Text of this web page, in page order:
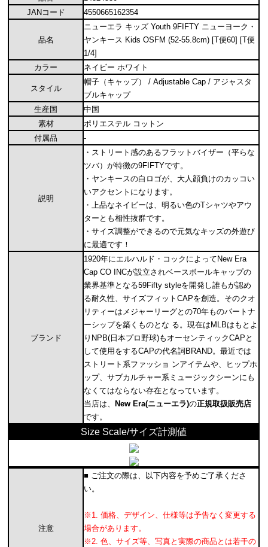
JANコード
4550665162354
品名
ニューエラ キッズ Youth 9FIFTY ニューヨーク・
ヤンキース Kids OSFM (52-55.8cm) [T便60] [T便
1/4]
カラー
ネイビー ホワイト
スタイル
帽子（キャップ） / Adjustable Cap / アジャスタ
ブルキャップ
生産国
中国
素材
ポリエステル コットン
付属品
-
説明
・ストリート感のあるフラットバイザー（平らな
ツバ）が特徴の9FIFTYです。
・ヤンキースの白ロゴが、大人顔負けのカッコい
いアクセントになります。
・上品なネイビーは、明るい色のTシャツやアウ
ターとも相性抜群です。
・サイズ調整ができるので元気なキッズの外遊び
に最適です！
ブランド
1920年にエルハルド・コックによってNew Era
Cap CO INCが設立されベースボールキャップの
業界基準となる59Fifty styleを開発し誰もが認め
る耐久性、サイズフィットCAPを創造。そのクオ
リティーはメジャーリーグとの70年ものパートナ
ーシップを築くものとな る。現在はMLBはもとよ
りNPB(日本プロ野球)もオーセンティックCAPと
して使用をするCAPの代名詞BRAND。最近では
ストリート系ファッショ ンアイテムや、ヒップホ
ップ、サブカルチャー系ミュージックシーンにも
なくてはならない存在となっています。
当店は、
New Era(ニューエラ)の正規取扱販売店
です。
Size Scale/サイズ計測値
注意
■ ご注文の際は、以下内容を予めご了承くださ
い。
※1. 価格、デザイン、仕様等は予告なく変更する
場合があります。
※2. 色、サイズ等、写真と実際の商品とは若干の